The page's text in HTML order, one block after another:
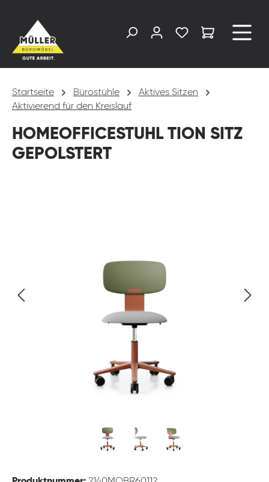
Startseite Bürostühle
Aktives Sitzen
Aktivierend für den Kreislauf
HOMEOFFICESTUHL TION SITZ
GEPOLSTERT